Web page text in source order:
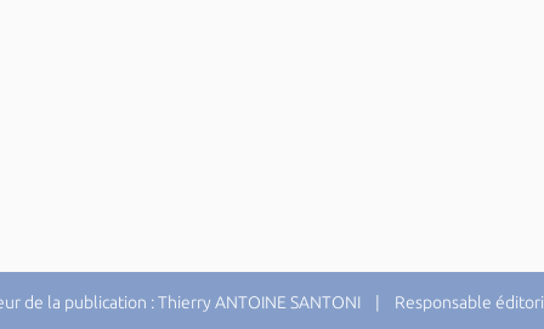
de la publication : Thierry ANTOINE SANTONI | Responsable